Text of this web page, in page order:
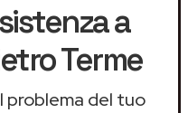
a
Terme
del tuo